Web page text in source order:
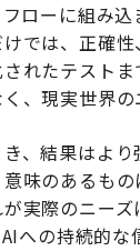
ローに組み
では、正確
れたテスト
、現実世界の
、結果はよ
味のあるも
実際のニー
への持続的な